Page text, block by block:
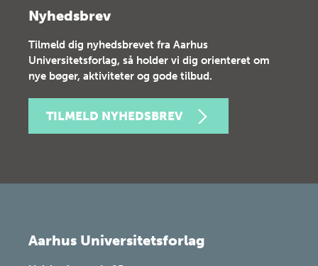
Nyhedsbrev
Tilmeld dig nyhedsbrevet fra Aarhus
Universitetsforlag, så holder vi dig orienteret om
nye bøger, aktiviteter og gode tilbud.
TILMELD NYHEDSBREV
Aarhus Universitetsforlag